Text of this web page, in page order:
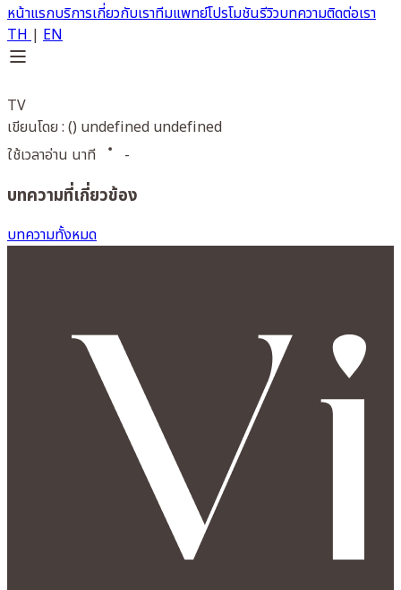
หน้าแรกบริการเกี่ยวกับเราทีมแพทย์โปรโมชันรีวิวบทความติดต่อเรา
TH| EN
TV
เขียนโดย : () undefined undefined
ใช้เวลาอ่าน นาที
-
บทความที่เกี่ยวข้อง
บทความทั้งหมด